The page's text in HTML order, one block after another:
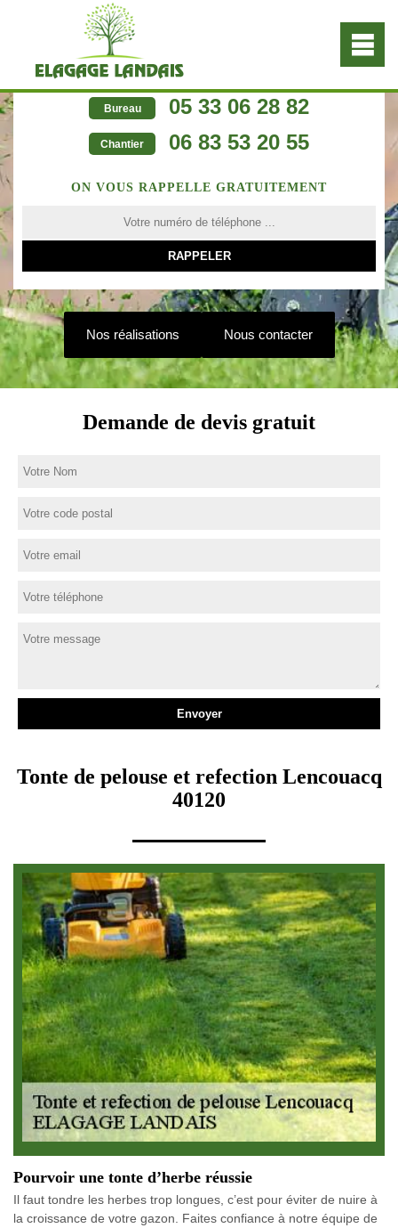
Bureau 05 33 06 28 82
Chantier 06 83 53 20 55
ON VOUS RAPPELLE GRATUITEMENT
Nos réalisations Nous contacter
Demande de devis gratuit
Tonte de pelouse et refection Lencouacq
40120
Pourvoir une tonte d’herbe réussie
Il faut tondre les herbes trop longues, c’est pour éviter de nuire à
la croissance de votre gazon. Faites confiance à notre équipe de